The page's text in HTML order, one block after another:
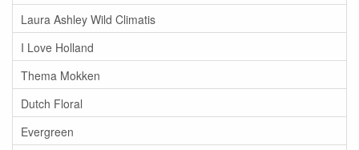
Laura Ashley Wild Climatis
I Love Holland
Thema Mokken
Dutch Floral
Evergreen